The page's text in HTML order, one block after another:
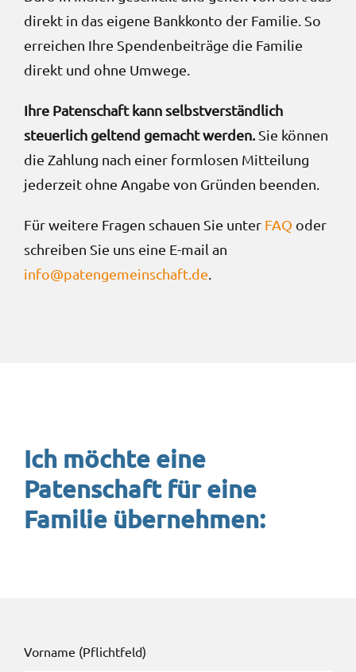
direkt in das eigene Bankkonto der Familie. So
erreichen Ihre Spendenbeiträge die Familie
direkt und ohne Umwege.
Ihre Patenschaft kann selbstverständlich
steuerlich geltend gemacht werden. Sie können
die Zahlung nach einer formlosen Mitteilung
jederzeit ohne Angabe von Gründen beenden.
Für weitere Fragen schauen Sie unter FAQ oder
schreiben Sie uns eine E-mail an
info@patengemeinschaft.de
Ich möchte eine
Patenschaft für eine
Familie übernehmen:
Vorname (Pflichtfeld)